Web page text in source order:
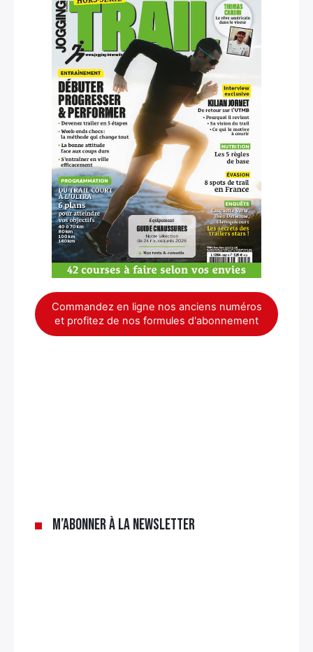
Commandez en ligne nos anciens numéros
et profitez de nos formules d'abonnement
M’abonner à la newsletter
Rechercher